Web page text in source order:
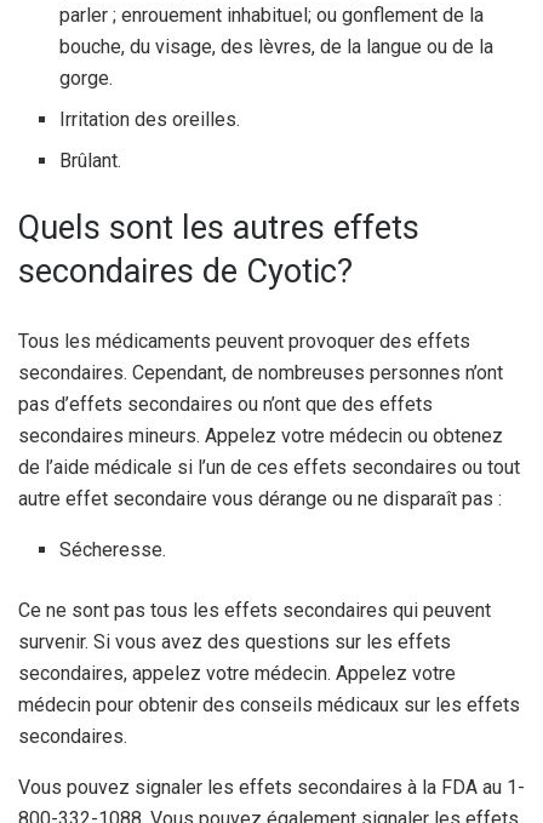
parler ; enrouement inhabituel; ou gonflement de la
bouche, du visage, des lèvres, de la langue ou de la
gorge.
Irritation des oreilles.
Brûlant.
Quels sont les autres effets
secondaires de Cyotic?
Tous les médicaments peuvent provoquer des effets
secondaires. Cependant, de nombreuses personnes n’ont
pas d’effets secondaires ou n’ont que des effets
secondaires mineurs. Appelez votre médecin ou obtenez
de l’aide médicale si l’un de ces effets secondaires ou tout
autre effet secondaire vous dérange ou ne disparaît pas :
Sécheresse.
Ce ne sont pas tous les effets secondaires qui peuvent
survenir. Si vous avez des questions sur les effets
secondaires, appelez votre médecin. Appelez votre
médecin pour obtenir des conseils médicaux sur les effets
secondaires.
Vous pouvez signaler les effets secondaires à la FDA au 1-